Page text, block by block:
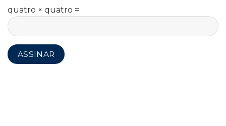
quatro × quatro =